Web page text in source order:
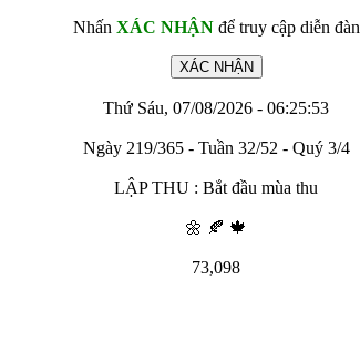
Nhấn XÁC NHẬNđể truy cập diễn đàn
Thứ Sáu, 07/08/2026 - 06:25:53
Ngày 219/365 - Tuần 32/52 - Quý 3/4
LẬP THU : Bắt đầu mùa thu
🌼 🍂 🍁
73,098